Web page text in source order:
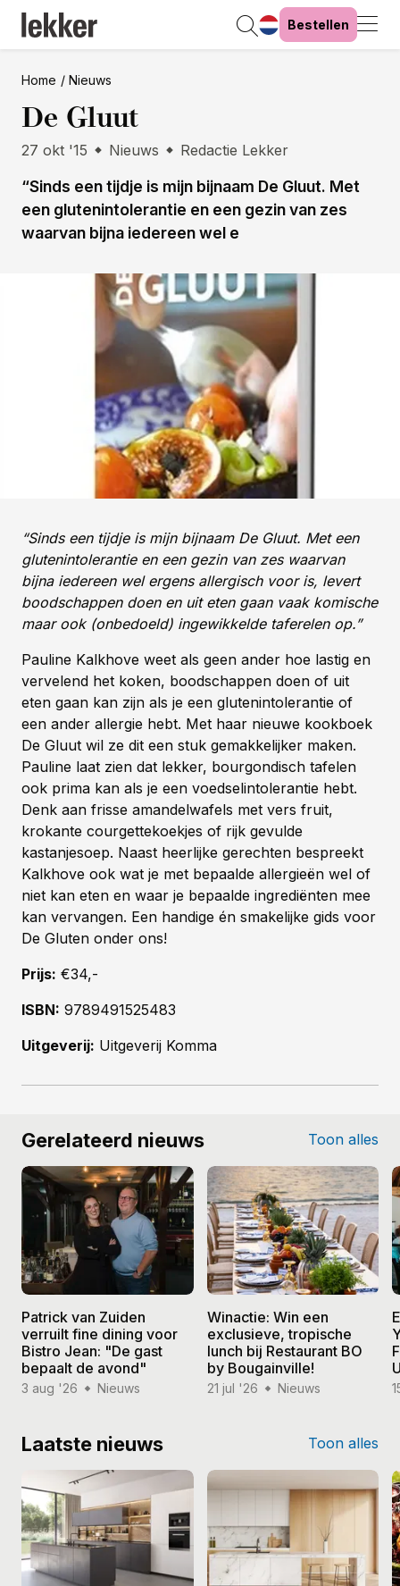
Bestellen
Home Nieuws
De Gluut
27 okt '15 Nieuws Redactie Lekker
“Sinds een tijdje is mijn bijnaam De Gluut. Met
een glutenintolerantie en een gezin van zes
waarvan bijna iedereen wel e
“Sinds een tijdje is mijn bijnaam De Gluut. Met een
glutenintolerantie en een gezin van zes waarvan
bijna iedereen wel ergens allergisch voor is, levert
boodschappen doen en uit eten gaan vaak komische
maar ook (onbedoeld) ingewikkelde taferelen op.”
Pauline Kalkhove weet als geen ander hoe lastig en
vervelend het koken, boodschappen doen of uit
eten gaan kan zijn als je een glutenintolerantie of
een ander allergie hebt. Met haar nieuwe kookboek
De Gluut wil ze dit een stuk gemakkelijker maken.
Pauline laat zien dat lekker, bourgondisch tafelen
ook prima kan als je een voedselintolerantie hebt.
Denk aan frisse amandelwafels met vers fruit,
krokante courgettekoekjes of rijk gevulde
kastanjesoep. Naast heerlijke gerechten bespreekt
Kalkhove ook wat je met bepaalde allergieën wel of
niet kan eten en waar je bepaalde ingrediënten mee
kan vervangen. Een handige én smakelijke gids voor
De Gluten onder ons!
Prijs: €34,-
ISBN: 9789491525483
Uitgeverij: Uitgeverij Komma
Gerelateerd nieuws Toon alles
Patrick van Zuiden
verruilt fine dining voor
Bistro Jean: "De gast
bepaalt de avond"
3 aug '26 Nieuws
Winactie: Win een
exclusieve, tropische
lunch bij Restaurant BO
by Bougainville!
21 jul '26 Nieuws
Laatste nieuws Toon alles